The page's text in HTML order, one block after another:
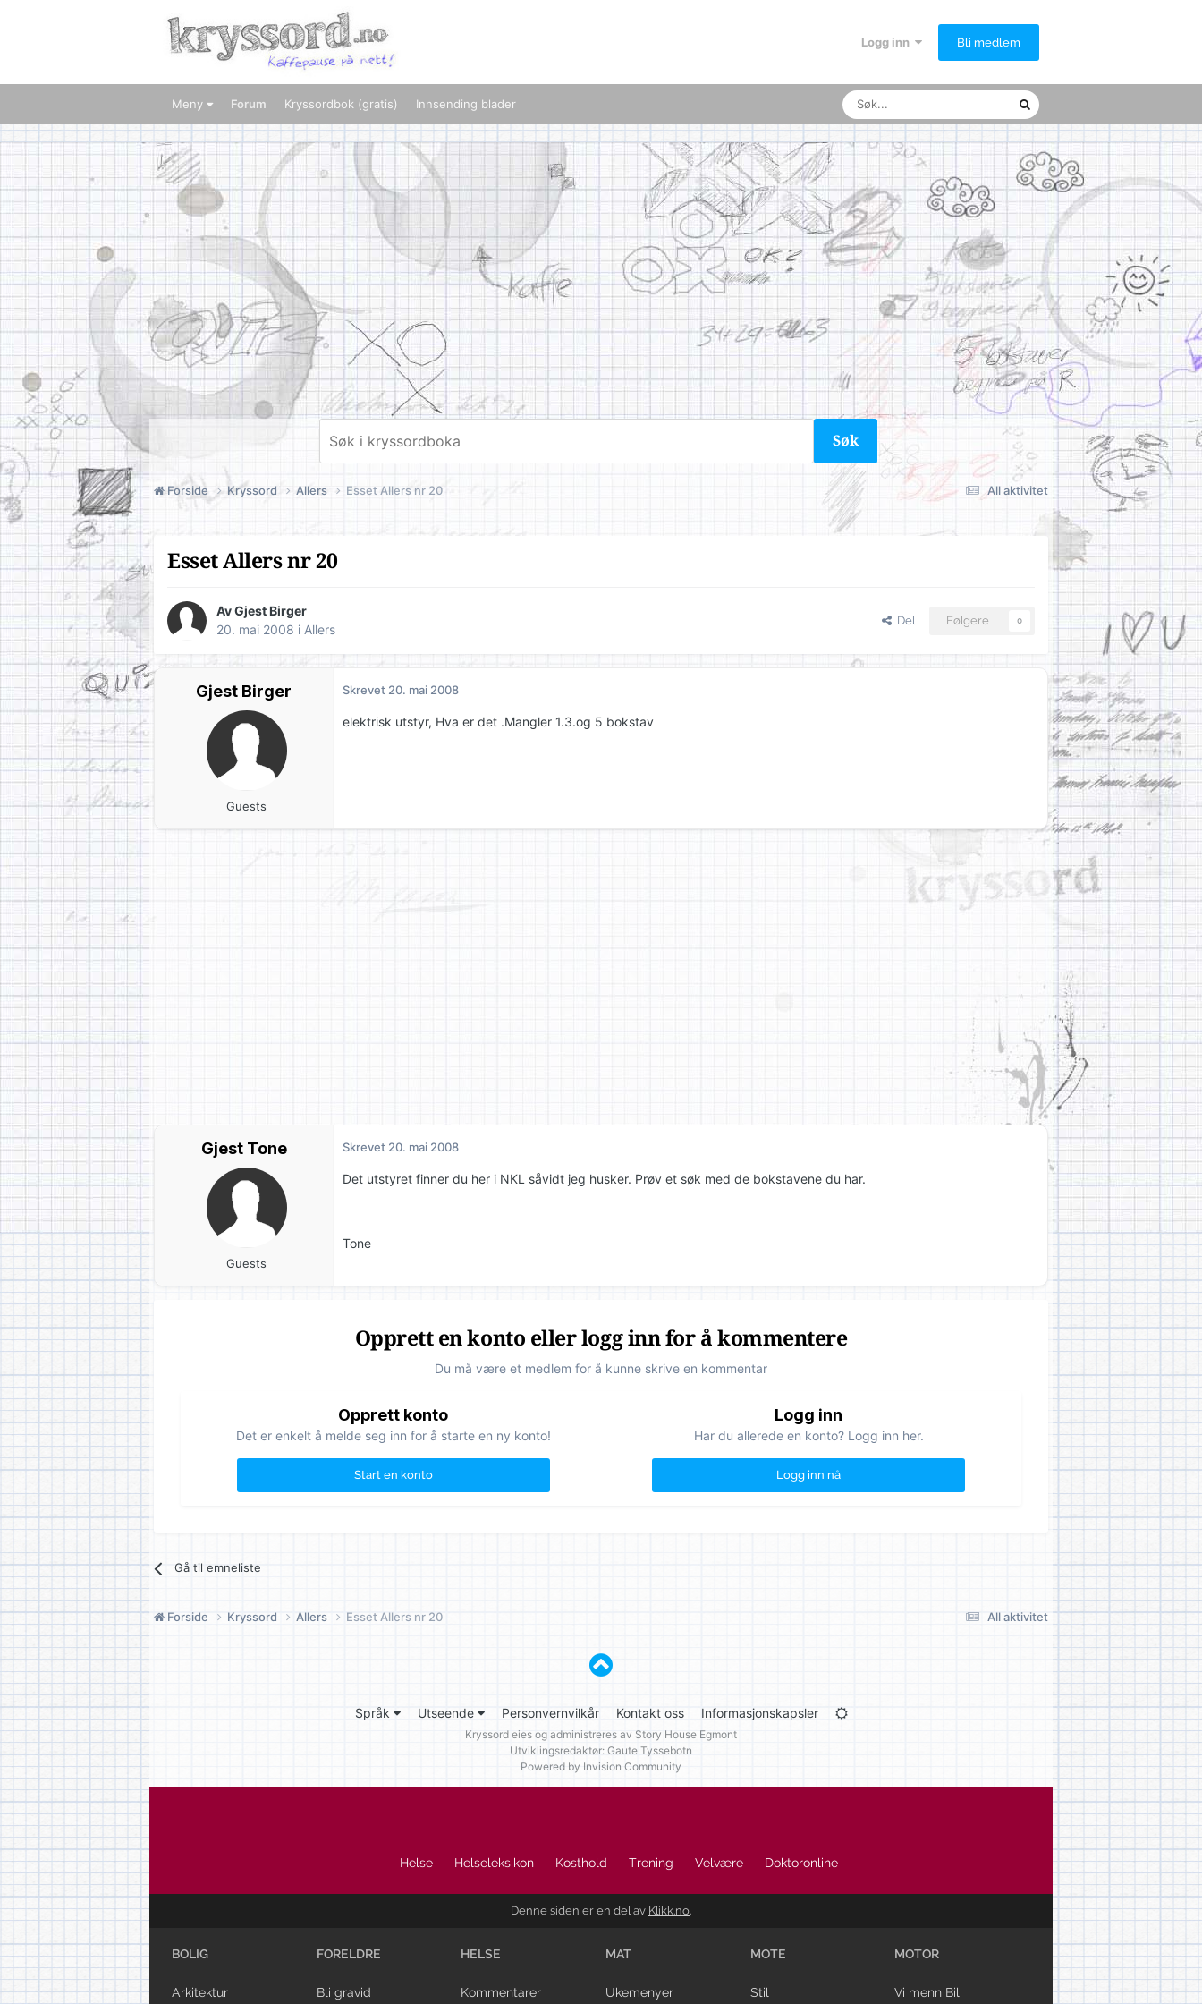
Logg inn Bli medlem
Meny Forum Kryssordbok (gratis) Innsending blader
Søk
All aktivitet
Forside Kryssord Allers Esset Allers nr 20
Esset Allers nr 20
Av Gjest Birger
20. mai 2008 i Allers
Del Følgere 0
Gjest Birger
Guests
Skrevet 20. mai 2008
elektrisk utstyr, Hva er det .Mangler 1.3.og 5 bokstav
Gjest Tone
Guests
Skrevet 20. mai 2008
Det utstyret finner du her i NKL såvidt jeg husker. Prøv et søk med de bokstavene du har.
Tone
Opprett en konto eller logg inn for å kommentere
Du må være et medlem for å kunne skrive en kommentar
Opprett konto
Det er enkelt å melde seg inn for å starte en ny konto!
Start en konto
Logg inn
Har du allerede en konto? Logg inn her.
Logg inn nå
Gå til emneliste
All aktivitet
Forside Kryssord Allers Esset Allers nr 20
Språk Utseende Personvernvilkår Kontakt oss Informasjonskapsler
Kryssord eies og administreres av Story House Egmont
Utviklingsredaktør: Gaute Tyssebotn
Powered by Invision Community
Helse Helseleksikon Kosthold Trening Velvære Doktoronline
Denne siden er en del av Klikk.no.
BOLIG
Arkitektur
FORELDRE
Bli gravid
HELSE
Kommentarer
MAT
Ukemenyer
MOTE
Stil
MOTOR
Vi menn Bil